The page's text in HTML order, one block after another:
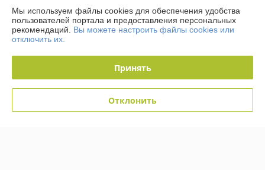
Политика обработки cookies
Мы используем файлы cookies для обеспечения удобства
пользователей портала и предоставления персональных
рекомендаций. Вы можете настроить файлы cookies или
отключить их.
Принять
Отклонить